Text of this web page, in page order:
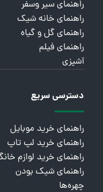
راهنمای سیر وسفر
راهنمای خانه شیک
راهنمای گل و گیاه
راهنمای فیلم
آشپزی
دسترسی سریع
راهنمای خرید موبایل
راهنمای خرید لپ تاپ
راهنمای خرید لوازم
راهنمای شیک بودن
چهره‌ها